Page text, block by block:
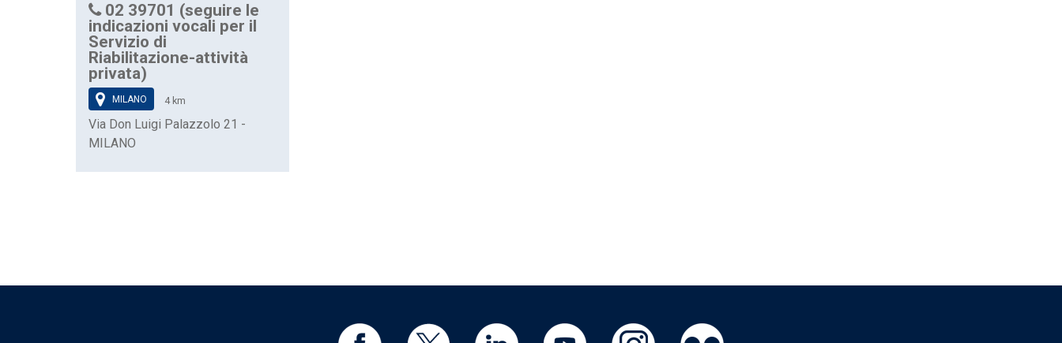
02 39701 (seguire le
indicazioni vocali per il
Servizio di
Riabilitazione-attività
privata)
MILANO 4 km
Via Don Luigi Palazzolo 21 -
MILANO